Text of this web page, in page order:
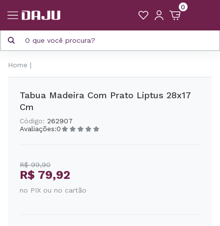
0
Home
Tabua Madeira Com Prato Liptus 28x17
Cm
Código: 262907
Avaliações:0
R$ 99,90
R$ 79,92
no PIX ou no cartão